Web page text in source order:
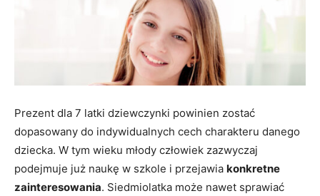
Prezent dla 7 latki dziewczynki powinien zostać
dopasowany do indywidualnych cech charakteru danego
dziecka. W tym wieku młody człowiek zazwyczaj
podejmuje już naukę w szkole i przejawia konkretne
zainteresowania. Siedmiolatka może nawet sprawiać